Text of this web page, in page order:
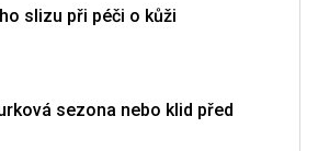
slizu při péči o kůži
sezona nebo klid před